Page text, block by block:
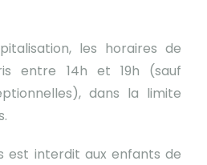
les horaires de
entre 14h et 19h (sauf
dans la limite
est interdit aux enfants de